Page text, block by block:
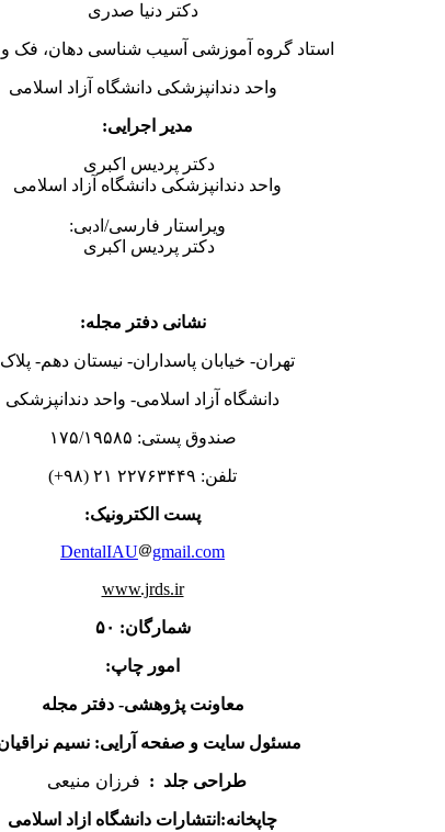
دکتر دنیا صدری
استاد گروه آموزشی آسیب شناسی دهان، فک
واحد دندانپزشکی دانشگاه آزاد اسلامی
مدیر اجرایی:
دکتر پردیس اکبری
واحد دندانپزشکی دانشگاه آزاد اسلامی
ویراستار فارسی/ادبی:
دکتر پردیس اکبری
نشانی دفتر مجله:
تهران- خیابان پاسداران- نیستان دهم- پلاک۴
دانشگاه آزاد اسلامی- واحد دندانپزشکی
صندوق پستی: ۱۷۵/۱۹۵۸۵
تلفن: ۲۲۷۶۳۴۴۹ ۲۱ (۹۸+)
پست الکترونیک:
DentalIAU
gmail.com
www.jrds.ir
شمارگان: ۵۰
امور چاپ:
معاونت پژوهشی- دفتر مجله
مسئول سایت و صفحه آرایی: نسیم
طراحی جلد : فرزان منیعی
چاپخانه:انتشارات دانشگاه ازاد اسلامی